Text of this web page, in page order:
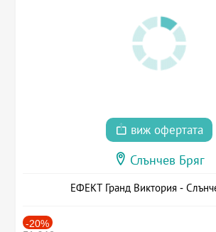
виж офертата
Слънчев Бряг
ЕФЕКТ Гранд Виктория -
-20%